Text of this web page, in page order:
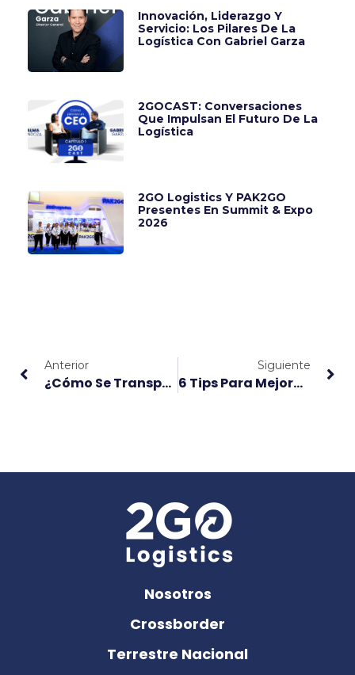
Innovación, Liderazgo Y
Servicio: Los Pilares De La
Logística Con Gabriel Garza
2GOCAST: Conversaciones
Que Impulsan El Futuro De La
Logística
2GO Logistics Y PAK2GO
Presentes En Summit & Expo
2026
Anterior
¿Cómo Se Transporta La Mercancía Peligrosa Por Aire? 2ª Parte
Siguiente
6 Tips Para Mejorar Tus Rutas Logísticas
Nosotros
Crossborder
Terrestre Nacional